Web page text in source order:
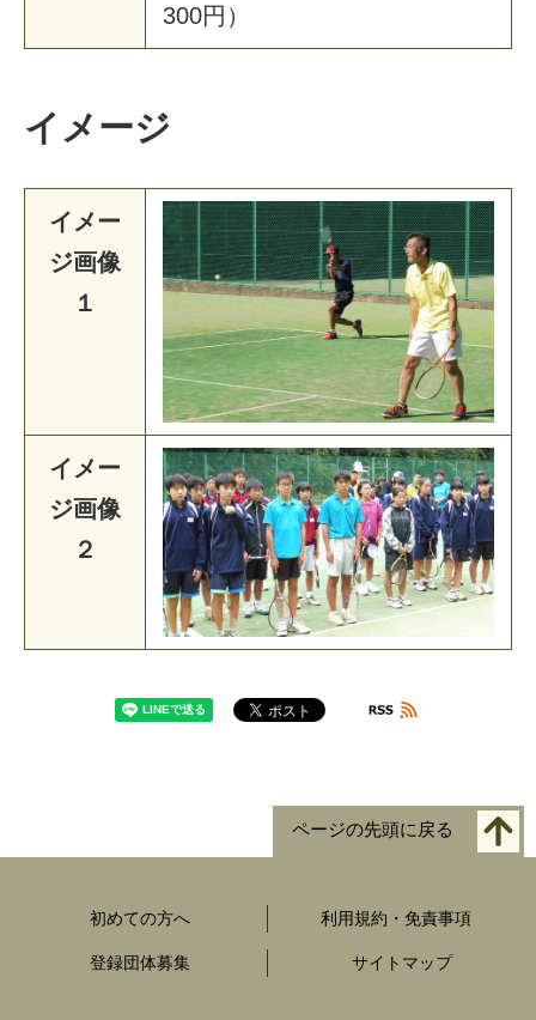
300円 ）
イメージ
イメー
ジ画像
１
イメー
ジ画像
２
ページの先頭に戻る
初めての方へ 利用規約・免責事項
登録団体募集 サイトマップ